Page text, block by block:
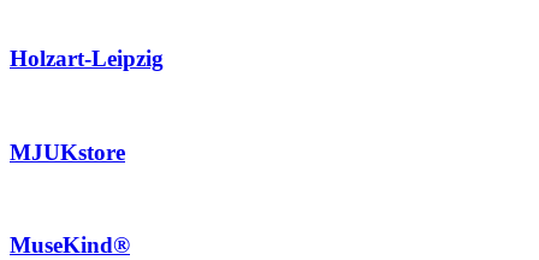
Holzart-Leipzig
MJUKstore
MuseKind®